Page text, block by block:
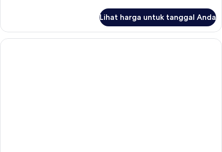
Kamar
Lihat harga untuk tanggal Anda